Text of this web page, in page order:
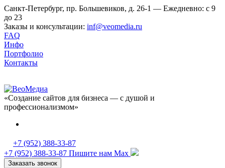
Санкт-Петербург, пр. Большевиков, д. 26-1 — Ежедневно: с 9
до 23
Заказы и консультации: inf@veomedia.ru
FAQ
Инфо
Портфолио
Контакты
«Создание сайтов для бизнеса — с душой и
профессионализмом»
+7 (952) 388-33-87
+7 (952) 388-33-87 Пишите нам Max
Заказать звонок